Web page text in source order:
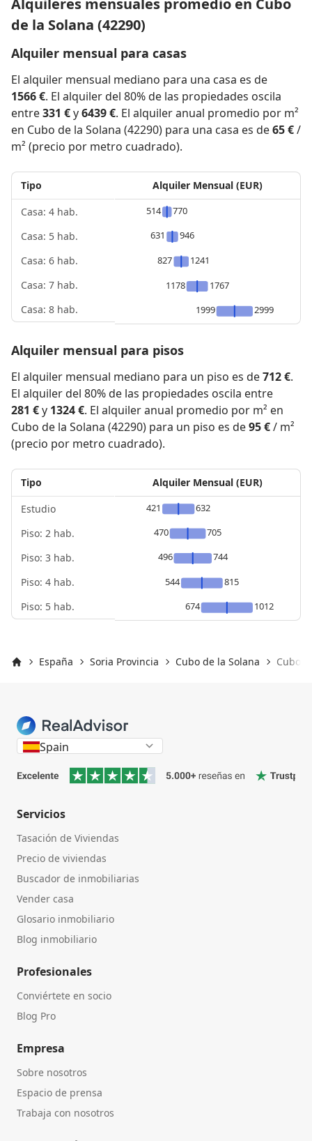
Alquileres mensuales promedio en Cubo
de la Solana (42290)
Alquiler mensual para casas
El alquiler mensual mediano para una casa es de
1566 €. El alquiler del 80% de las propiedades oscila
entre331 €y6439 €. El alquiler anual promedio por m²
en Cubo de la Solana (42290) para una casa es de65 €/
m² (precio por metro cuadrado).
Tipo
Casa: 4 hab.
Casa: 5 hab.
Casa: 6 hab.
Casa: 7 hab.
Casa: 8 hab.
Alquiler Mensual (EUR)
514
770
631
946
827
1241
1178
1767
1999
2999
Alquiler mensual para pisos
El alquiler mensual mediano para un piso es de712 €.
El alquiler del 80% de las propiedades oscila entre
281 €y 1324 €. El alquiler anual promedio por m² en
Cubo de la Solana (42290) para un piso es de95 €/ m²
(precio por metro cuadrado).
Tipo
Estudio
Piso: 2 hab.
Piso: 3 hab.
Piso: 4 hab.
Piso: 5 hab.
Alquiler Mensual (EUR)
421
632
470
705
496
744
544
815
674
1012
España Soria Provincia Cubo de la Solana Cubo
Spain
Servicios
Tasación de Viviendas
Precio de viviendas
Buscador de inmobiliarias
Vender casa
Glosario inmobiliario
Blog inmobiliario
Profesionales
Conviértete en socio
Blog Pro
Empresa
Sobre nosotros
Espacio de prensa
Trabaja con nosotros